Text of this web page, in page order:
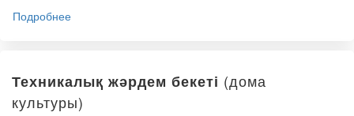
Подробнее
Техникалық жәрдем бекеті (дома
культуры)